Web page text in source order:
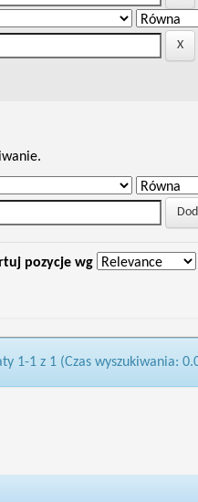
pozycje wg
1-1 z 1 (Czas wyszukiwania: